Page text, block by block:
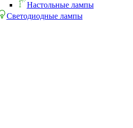
Настольные лампы
Светодиодные лампы